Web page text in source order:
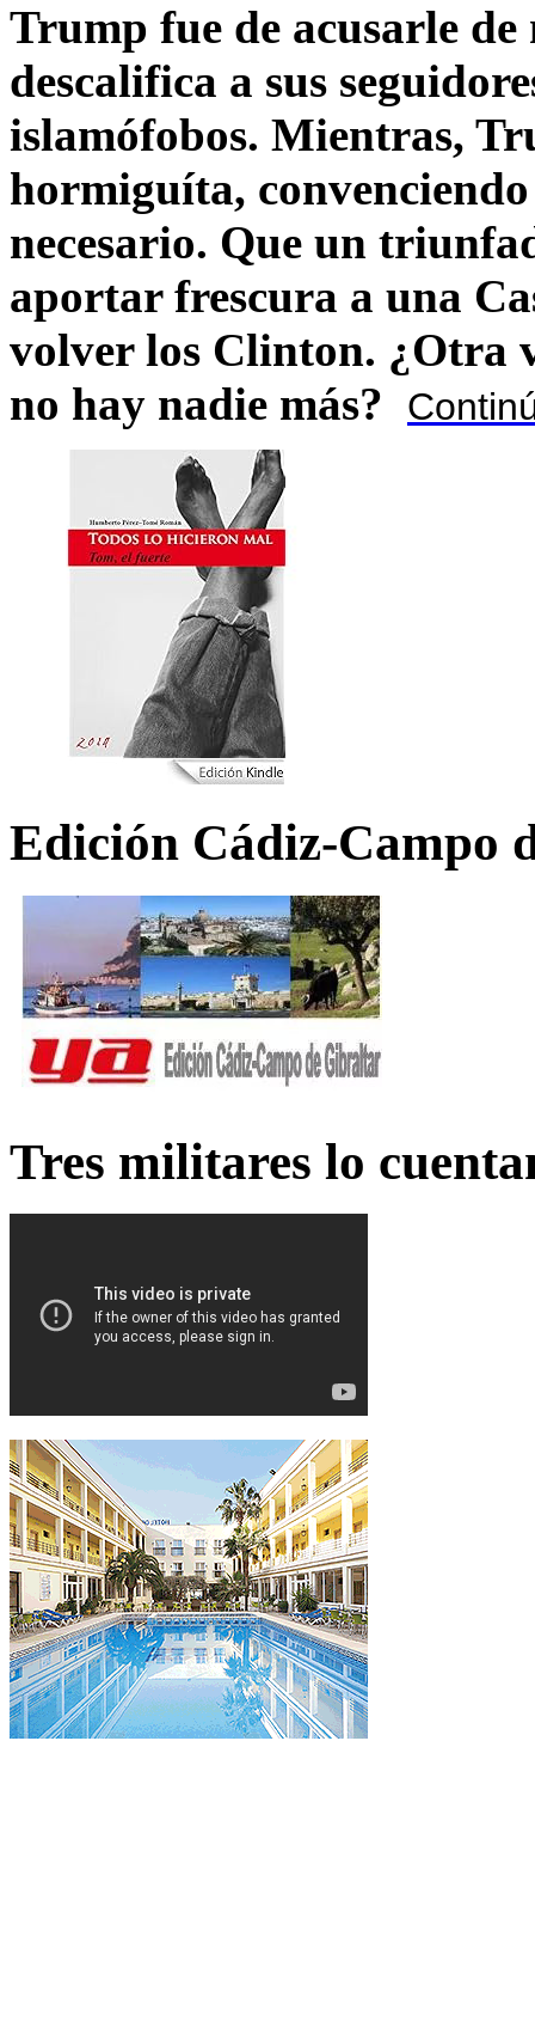
Trump fue de acusarle
descalifica a sus
islamófobos. Mientras,
hormiguíta,
necesario. Que un
aportar frescura a una
volver los Clinton. ¿Otra
no hay nadie más?
Edición Cádiz-Campo
Tres militares lo